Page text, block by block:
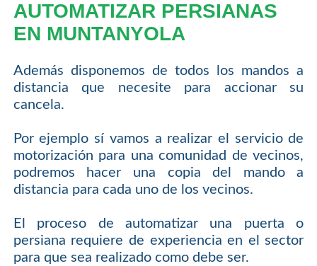
AUTOMATIZAR PERSIANAS
EN MUNTANYOLA
Además disponemos de todos los mandos a
distancia que necesite para accionar su
cancela.
Por ejemplo sí vamos a realizar el servicio de
motorización para una comunidad de vecinos,
podremos hacer una copia del mando a
distancia para cada uno de los vecinos.
El proceso de automatizar una puerta o
persiana requiere de experiencia en el sector
para que sea realizado como debe ser.